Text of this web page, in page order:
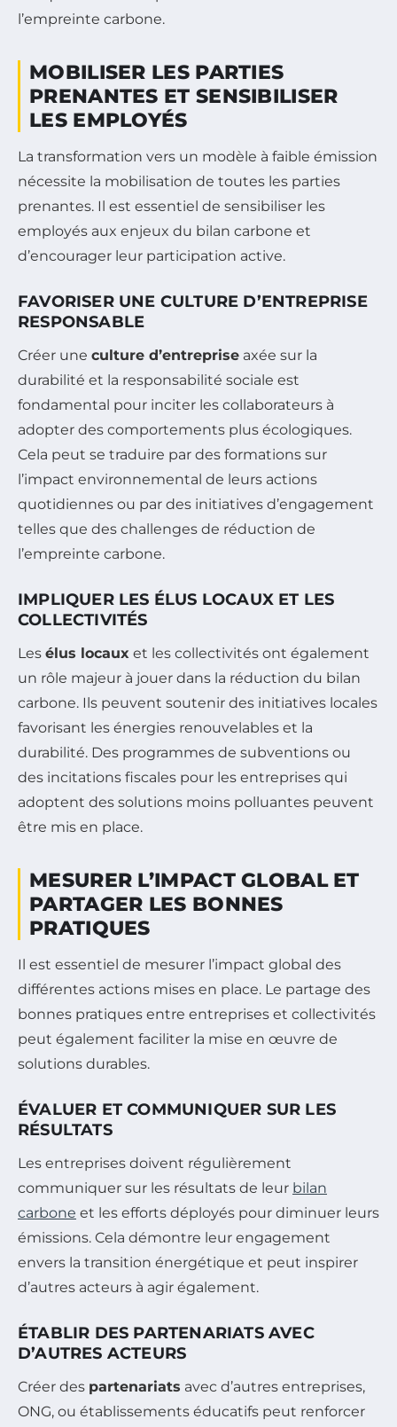
l’empreinte carbone.
MOBILISER LES PARTIES
PRENANTES ET SENSIBILISER
LES EMPLOYÉS
La transformation vers un modèle à faible émission
nécessite la mobilisation de toutes les parties
prenantes. Il est essentiel de sensibiliser les
employés aux enjeux du bilan carbone et
d’encourager leur participation active.
FAVORISER UNE CULTURE D’ENTREPRISE
RESPONSABLE
Créer une culture d’entreprise axée sur la
durabilité et la responsabilité sociale est
fondamental pour inciter les collaborateurs à
adopter des comportements plus écologiques.
Cela peut se traduire par des formations sur
l’impact environnemental de leurs actions
quotidiennes ou par des initiatives d’engagement
telles que des challenges de réduction de
l’empreinte carbone.
IMPLIQUER LES ÉLUS LOCAUX ET LES
COLLECTIVITÉS
Les élus locaux et les collectivités ont également
un rôle majeur à jouer dans la réduction du bilan
carbone. Ils peuvent soutenir des initiatives locales
favorisant les énergies renouvelables et la
durabilité. Des programmes de subventions ou
des incitations fiscales pour les entreprises qui
adoptent des solutions moins polluantes peuvent
être mis en place.
MESURER L’IMPACT GLOBAL ET
PARTAGER LES BONNES
PRATIQUES
Il est essentiel de mesurer l’impact global des
différentes actions mises en place. Le partage des
bonnes pratiques entre entreprises et collectivités
peut également faciliter la mise en œuvre de
solutions durables.
ÉVALUER ET COMMUNIQUER SUR LES
RÉSULTATS
Les entreprises doivent régulièrement
communiquer sur les résultats de leur bilan
carbone et les efforts déployés pour diminuer leurs
émissions. Cela démontre leur engagement
envers la transition énergétique et peut inspirer
d’autres acteurs à agir également.
ÉTABLIR DES PARTENARIATS AVEC
D’AUTRES ACTEURS
Créer des partenariats avec d’autres entreprises,
ONG, ou établissements éducatifs peut renforcer